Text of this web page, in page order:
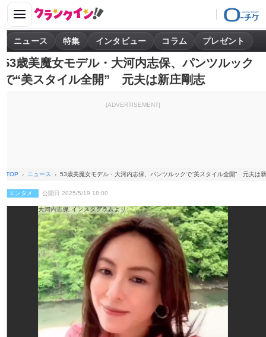
ニュース 特集 インタビュー コラム プレゼント
53歳美魔女モデル・大河内志保、パンツルック
で“美スタイル全開” 元夫は新庄剛志
[ADVERTISEMENT]
TOP ニュース 53歳美魔女モデル・大河内志保、パンツルックで“美スタイル全開” 元夫は
エンタメ 公開日 2025/5/19 18:00